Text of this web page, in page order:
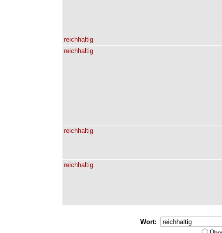
reichhaltig
reichhaltig
reichhaltig
reichhaltig
Wort: